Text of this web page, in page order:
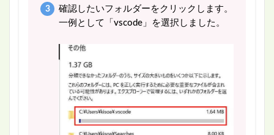
確認したいフォルダーをクリックします。
一例として「vscode」を選択しました。